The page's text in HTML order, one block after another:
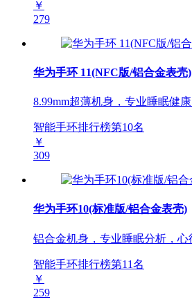
￥
279
华为手环 11(NFC版/铝合金表壳)
8.99mm超薄机身，专业睡眠健
智能手环排行榜第10名
￥
309
华为手环10(标准版/铝合金表壳)
铝合金机身，专业睡眠分析，心
智能手环排行榜第11名
￥
259